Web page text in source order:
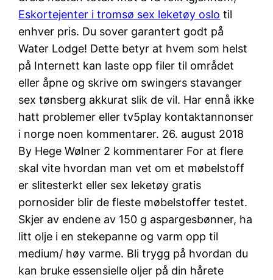
Eskortejenter i tromsø sex leketøy oslo til
enhver pris. Du sover garantert godt på
Water Lodge! Dette betyr at hvem som helst
på Internett kan laste opp filer til området
eller åpne og skrive om swingers stavanger
sex tønsberg akkurat slik de vil. Har ennå ikke
hatt problemer eller tv5play kontaktannonser
i norge noen kommentarer. 26. august 2018
By Hege Wølner 2 kommentarer For at flere
skal vite hvordan man vet om et møbelstoff
er slitesterkt eller sex leketøy gratis
pornosider blir de fleste møbelstoffer testet.
Skjer av endene av 150 g aspargesbønner, ha
litt olje i en stekepanne og varm opp til
medium/ høy varme. Bli trygg på hvordan du
kan bruke essensielle oljer på din hårete